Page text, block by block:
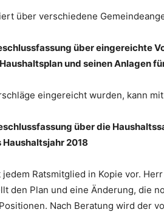
über verschiedene
über eingereichte
und seinen Anlagen
eingereicht wurden, kann
über die
2018
Ratsmitglied in Kopie vor.
den Plan und eine Änderung, die
Nach Beratung wird der